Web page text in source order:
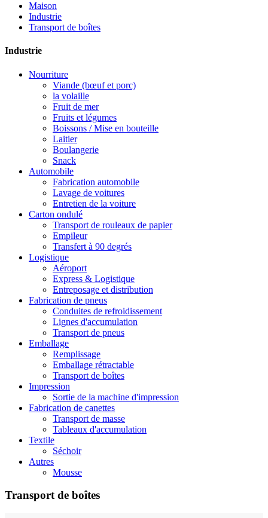
Maison
Industrie
Transport de boîtes
Industrie
Nourriture
Viande (bœuf et porc)
la volaille
Fruit de mer
Fruits et légumes
Boissons / Mise en bouteille
Laitier
Boulangerie
Snack
Automobile
Fabrication automobile
Lavage de voitures
Entretien de la voiture
Carton ondulé
Transport de rouleaux de papier
Empileur
Transfert à 90 degrés
Logistique
Aéroport
Express & Logistique
Entreposage et distribution
Fabrication de pneus
Conduites de refroidissement
Lignes d'accumulation
Transport de pneus
Emballage
Remplissage
Emballage rétractable
Transport de boîtes
Impression
Sortie de la machine d'impression
Fabrication de canettes
Transport de masse
Tableaux d'accumulation
Textile
Séchoir
Autres
Mousse
Transport de boîtes